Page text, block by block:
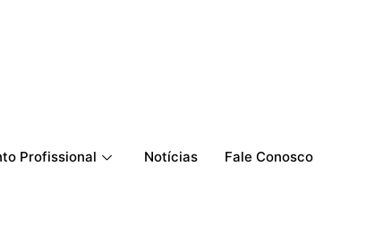
Profissional Notícias Fale Conosco